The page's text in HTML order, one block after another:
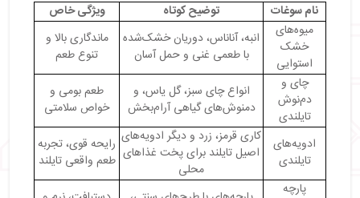
نام سوغات توضیح کوتاه
ویژگی خاص
میوه‌های
خشک
استوایی
انبه، آناناس، دوریان خشک‌شده
با طعمی غنی و حمل آسان
ماندگاری بالا و
تنوع طعم
چای و
دم‌نوش
تایلندی
انواع چای سبز، گل یاس، و
دمنوش‌های گیاهی آرام‌بخش
طعم بومی و
خواص سلامتی
ادویه‌های
تایلندی
کاری قرمز، زرد و دیگر ادویه‌های
اصیل تایلند برای پخت غذاهای
محلی
رایحه قوی، تجربه
طعم واقعی تایلند
پارچه